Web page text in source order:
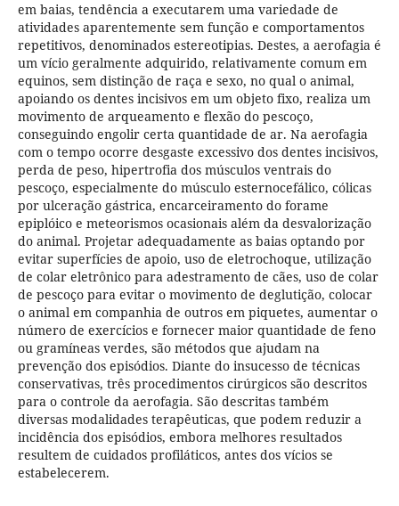
em baias, tendência a executarem uma variedade de
atividades aparentemente sem função e comportamentos
repetitivos, denominados estereotipias. Destes, a aerofagia é
um vício geralmente adquirido, relativamente comum em
equinos, sem distinção de raça e sexo, no qual o animal,
apoiando os dentes incisivos em um objeto fixo, realiza um
movimento de arqueamento e flexão do pescoço,
conseguindo engolir certa quantidade de ar. Na aerofagia
com o tempo ocorre desgaste excessivo dos dentes incisivos,
perda de peso, hipertrofia dos músculos ventrais do
pescoço, especialmente do músculo esternocefálico, cólicas
por ulceração gástrica, encarceiramento do forame
epiplóico e meteorismos ocasionais além da desvalorização
do animal. Projetar adequadamente as baias optando por
evitar superfícies de apoio, uso de eletrochoque, utilização
de colar eletrônico para adestramento de cães, uso de colar
de pescoço para evitar o movimento de deglutição, colocar
o animal em companhia de outros em piquetes, aumentar o
número de exercícios e fornecer maior quantidade de feno
ou gramíneas verdes, são métodos que ajudam na
prevenção dos episódios. Diante do insucesso de técnicas
conservativas, três procedimentos cirúrgicos são descritos
para o controle da aerofagia. São descritas também
diversas modalidades terapêuticas, que podem reduzir a
incidência dos episódios, embora melhores resultados
resultem de cuidados profiláticos, antes dos vícios se
estabelecerem.